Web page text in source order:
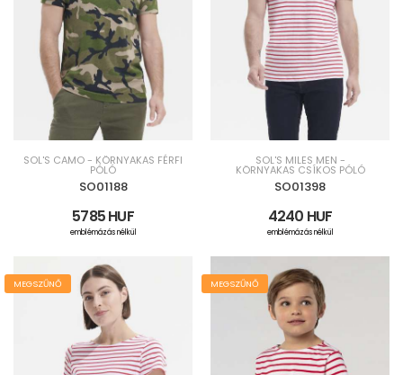
SOL'S CAMO - KÖRNYAKAS FÉRFI
PÓLÓ
SO01188
5785 HUF
emblémázás nélkül
SOL'S MILES MEN -
KÖRNYAKAS CSÍKOS PÓLÓ
SO01398
4240 HUF
emblémázás nélkül
MEGSZŰNŐ MEGSZŰNŐ